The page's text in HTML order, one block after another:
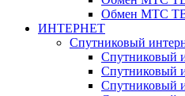
Обмен МТС
ИНТЕРНЕТ
Спутниковый
Спутниковый
Спутниковый
Спутниковый